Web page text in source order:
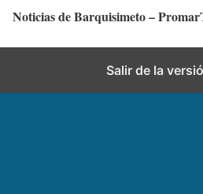
Noticias de Barquisimeto –
Salir de la